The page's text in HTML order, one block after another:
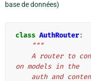
base de données)
class AuthRouter:
"""
on models in the
auth and